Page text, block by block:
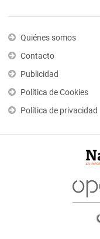
Quiénes somos
Contacto
Publicidad
Política de Cookies
Política de privacidad